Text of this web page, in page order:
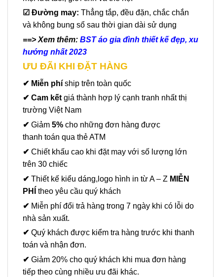
☑ Đường may: Thẳng tắp, đều đặn, chắc chắn
và không bung sổ sau thời gian dài sử dụng
==> Xem thêm: BST áo gia đình thiết kế đẹp, xu
hướng nhất 2023
ƯU ĐÃI KHI ĐẶT HÀNG
✔ Miễn phí ship trên toàn quốc
✔ Cam kếtgiá thành hợp lý cạnh tranh nhất thị
trường Việt Nam
✔ Giảm 5% cho những đơn hàng được
thanh toán qua thẻ ATM
✔ Chiết khấu cao khi đặt may với số lượng lớn
trên 30 chiếc
✔ Thiết kế kiểu dáng,logo hình in từ A – Z MIỄN
PHÍ theo yêu cầu quý khách
✔ Miễn phí đổi trả hàng trong 7 ngày khi có lỗi do
nhà sản xuất.
✔ Quý khách được kiểm tra hàng trước khi thanh
toán và nhận đơn.
✔ Giảm 20% cho quý khách khi mua đơn hàng
tiếp theo cùng nhiều ưu đãi khác.